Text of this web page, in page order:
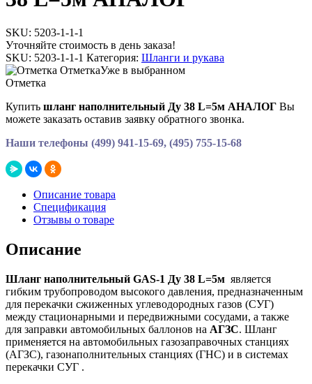
SKU: 5203-1-1-1
Уточняйте стоимость в день заказа!
SKU: 5203-1-1-1 Категория: Шланги и рукава
ОтметкаУже в выбранном
Отметка
Купить шланг наполнительный Ду 38 L=5м АНАЛОГ Вы
можете заказать оставив заявку обратного звонка.
Наши телефоны (499) 941-15-69, (495) 755-15-68
Описание товара
Спецификация
Отзывы о товаре
Описание
Шланг наполнительный GAS-1 Ду 38 L=5м является
гибким трубопроводом высокого давления, предназначенным
для перекачки сжиженных углеводородных газов (СУГ)
между стационарными и передвижными сосудами, а также
для заправки автомобильных баллонов на АГЗС. Шланг
применяется на автомобильных газозаправочных станциях
(АГЗС), газонаполнительных станциях (ГНС) и в системах
перекачки СУГ .